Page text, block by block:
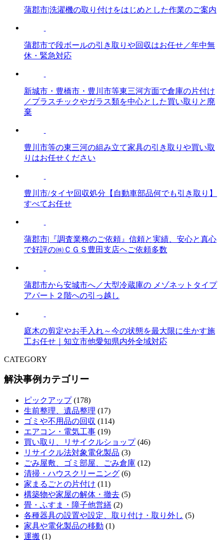
蒲郡市|洗濯機の取り付けをはじめとした作業のご案内
蒲郡市で段ボールの引き取りや回収はお任せ／年中無
休・緊急対応
新城市・豊橋市・豊川市等東三河方面で倉庫の片付け
／プラスチックやガラス類を中心とした買い取りと廃
棄
豊川市等の東三河の組み立て家具の引き取りや買い取
りはお任せください
豊川市/タイヤ回収処分【自動車部品何でも引き取り】
すべてお任せ
蒲郡市|『調査業務のご依頼』信頼と実績、安心と真心
で好評の㈱ＣＧＳ豊田支店ヘご依頼多数
蒲郡市から安城市へ／大型冷蔵庫の メゾネットタイプ
アパート２階への引っ越し
庭木の剪定やお手入れ～今の状態を最大限に生かす施
工お任せ｜知立市他愛知県内外全域対応
CATEGORY
解決事例カテゴリー
ピックアップ(178)
生前整理、遺品整理 (17)
ゴミや不用品の回収 (114)
エアコン・電気工事 (19)
買い取り、リサイクルショップ(46)
リサイクル法対象電化製品 (3)
ごみ屋敷、ゴミ部屋、ごみ倉庫 (12)
清掃・ハウスクリーニング (6)
家まるごとの片付け (11)
構築物や家屋の解体・撤去 (5)
畳・ふすま・障子他営繕 (2)
各種器具の設置や設定、取り付け・取り外し (5)
家具や電化製品の移動 (1)
運搬 (1)